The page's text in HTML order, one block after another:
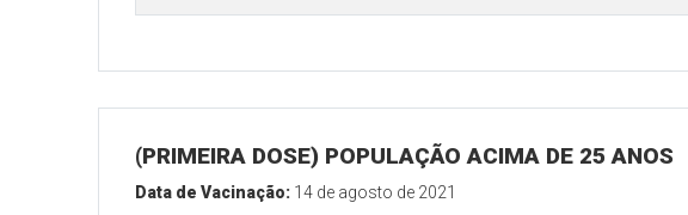
(PRIMEIRA DOSE) POPULAÇÃO ACIMA DE 25 ANOS
Data de Vacinação: 14 de agosto de 2021